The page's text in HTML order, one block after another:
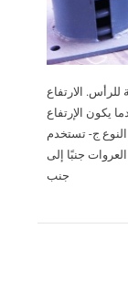
الارتفاع
يكون الإرتفاع
ج- تستخدم
جنبًا إلى
جنب